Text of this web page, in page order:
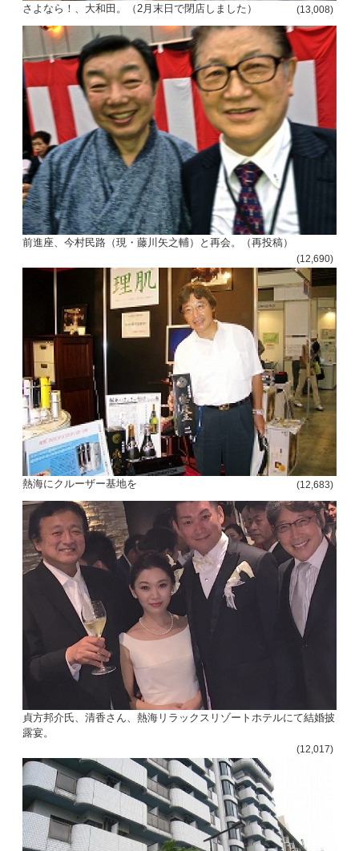
さよなら！、大和田。（2月末日で閉店しました） (13,008)
前進座、今村民路（現・藤川矢之輔）と再会。（再投稿）
(12,690)
熱海にクルーザー基地を (12,683)
貞方邦介氏、清香さん、熱海リラックスリゾートホテルにて結婚披
露宴。
(12,017)